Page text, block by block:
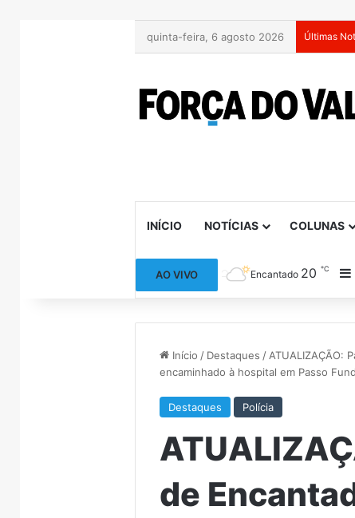
quinta-feira, 6 agosto 2026 Últimas
INÍCIO NOTÍCIAS COLUNAS
AO VIVO Encantado 20℃
Início / Destaques / ATUALIZAÇÃO:
encaminhado à hospital em Passo
Destaques Polícia
de